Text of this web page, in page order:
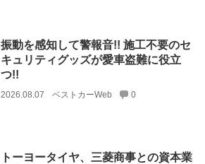
振動を感知して警報音!! 施工不要のセ
キュリティグッズが愛車盗難に役立
つ!!
2026.08.07 ベストカーWeb 0
トーヨータイヤ、三菱商事との資本業